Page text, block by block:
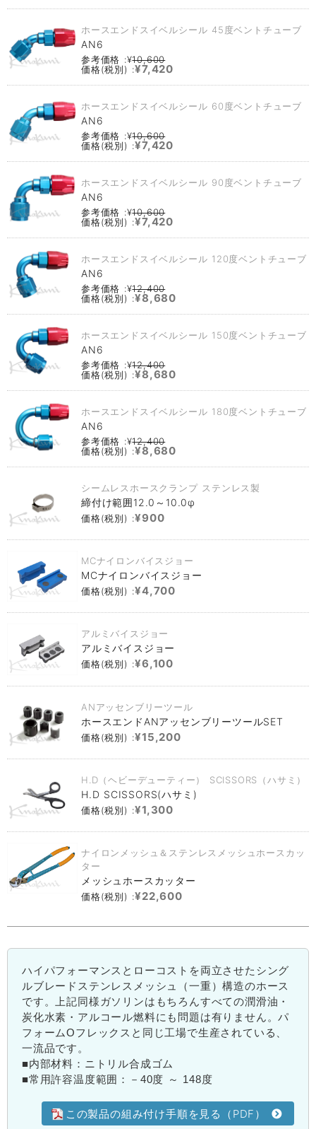
ホースエンドスイベルシール 45度ベントチューブ
AN6
参考価格 :¥10,600
価格(税別) :¥7,420
ホースエンドスイベルシール 60度ベントチューブ
AN6
参考価格 :¥10,600
価格(税別) :¥7,420
ホースエンドスイベルシール 90度ベントチューブ
AN6
参考価格 :¥10,600
価格(税別) :¥7,420
ホースエンドスイベルシール 120度ベントチューブ
AN6
参考価格 :¥12,400
価格(税別) :¥8,680
ホースエンドスイベルシール 150度ベントチューブ
AN6
参考価格 :¥12,400
価格(税別) :¥8,680
ホースエンドスイベルシール 180度ベントチューブ
AN6
参考価格 :¥12,400
価格(税別) :¥8,680
シームレスホースクランプ ステンレス製
締付け範囲12.0～10.0φ
価格(税別) :¥900
MCナイロンバイスジョー
MCナイロンバイスジョー
価格(税別) :¥4,700
アルミバイスジョー
アルミバイスジョー
価格(税別) :¥6,100
ANアッセンブリーツール
ホースエンドANアッセンブリーツールSET
価格(税別) :¥15,200
H.D（ヘビーデューティー） SCISSORS（ハサミ）
H.D SCISSORS(ハサミ)
価格(税別) :¥1,300
ナイロンメッシュ＆ステンレスメッシュホースカッ
ター
メッシュホースカッター
価格(税別) :¥22,600
ハイパフォーマンスとローコストを両立させたシング
ルブレードステンレスメッシュ（一重）構造のホース
です。上記同様ガソリンはもちろんすべての潤滑油・
炭化水素・アルコール燃料にも問題は有りません。パ
フォームOフレックスと同じ工場で生産されている、
一流品です。
■内部材料：ニトリル合成ゴム
■常用許容温度範囲：－40度 ～ 148度
この製品の組み付け手順を見る（PDF）